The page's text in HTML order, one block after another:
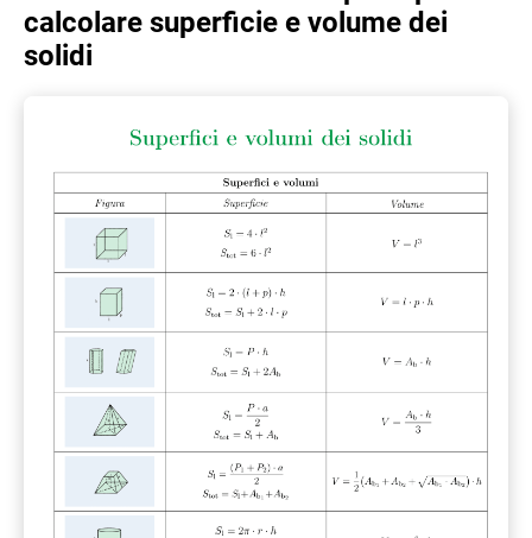
calcolare superficie e volume dei
solidi